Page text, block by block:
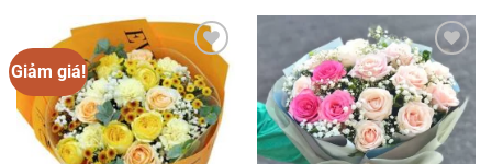
Giảm giá!
Add to
wishlist
Add to
wishlist